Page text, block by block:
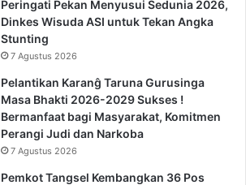
Peringati Pekan Menyusui Sedunia 2026,
Dinkes Wisuda ASI untuk Tekan Angka
Stunting
7 Agustus 2026
Pelantikan Karanĝ Taruna Gurusinga
Masa Bhakti 2026-2029 Sukses !
Bermanfaat bagi Masyarakat, Komitmen
Perangi Judi dan Narkoba
7 Agustus 2026
Pemkot Tangsel Kembangkan 36 Pos